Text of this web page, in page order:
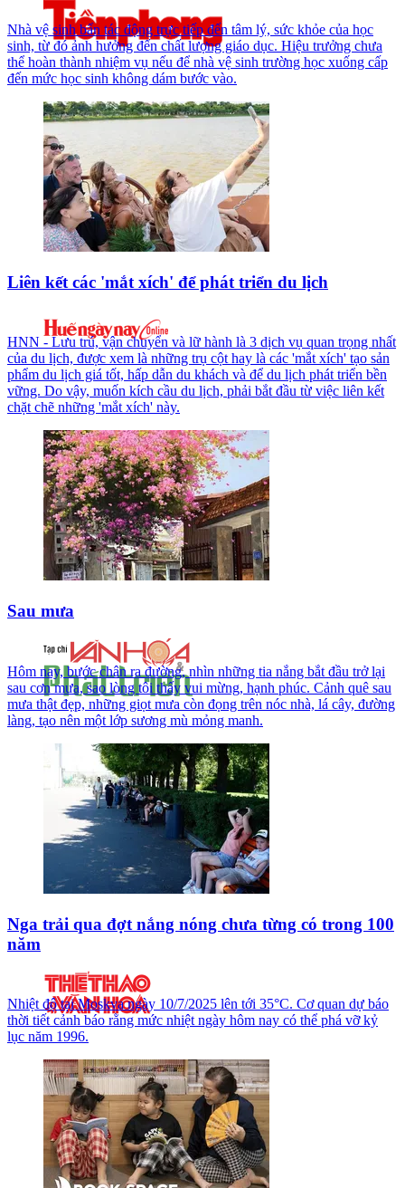
Nhà vệ sinh bẩn tác động trực tiếp đến tâm lý, sức khỏe của học
sinh, từ đó ảnh hưởng đến chất lượng giáo dục. Hiệu trưởng chưa
thể hoàn thành nhiệm vụ nếu để nhà vệ sinh trường học xuống cấp
đến mức học sinh không dám bước vào.
Liên kết các 'mắt xích' để phát triển du lịch
HNN - Lưu trú, vận chuyển và lữ hành là 3 dịch vụ quan trọng nhất
của du lịch, được xem là những trụ cột hay là các 'mắt xích' tạo sản
phẩm du lịch giá tốt, hấp dẫn du khách và để du lịch phát triển bền
vững. Do vậy, muốn kích cầu du lịch, phải bắt đầu từ việc liên kết
chặt chẽ những 'mắt xích' này.
Sau mưa
Hôm nay, bước chân ra đường, nhìn những tia nắng bắt đầu trở lại
sau cơn mưa, sao lòng tôi thấy vui mừng, hạnh phúc. Cảnh quê sau
mưa thật đẹp, những giọt mưa còn đọng trên nóc nhà, lá cây, đường
làng, tạo nên một lớp sương mù mỏng manh.
Nga trải qua đợt nắng nóng chưa từng có trong 100
năm
Nhiệt độ tại Moskva ngày 10/7/2025 lên tới 35°C. Cơ quan dự báo
thời tiết cảnh báo rằng mức nhiệt ngày hôm nay có thể phá vỡ kỷ
lục năm 1996.